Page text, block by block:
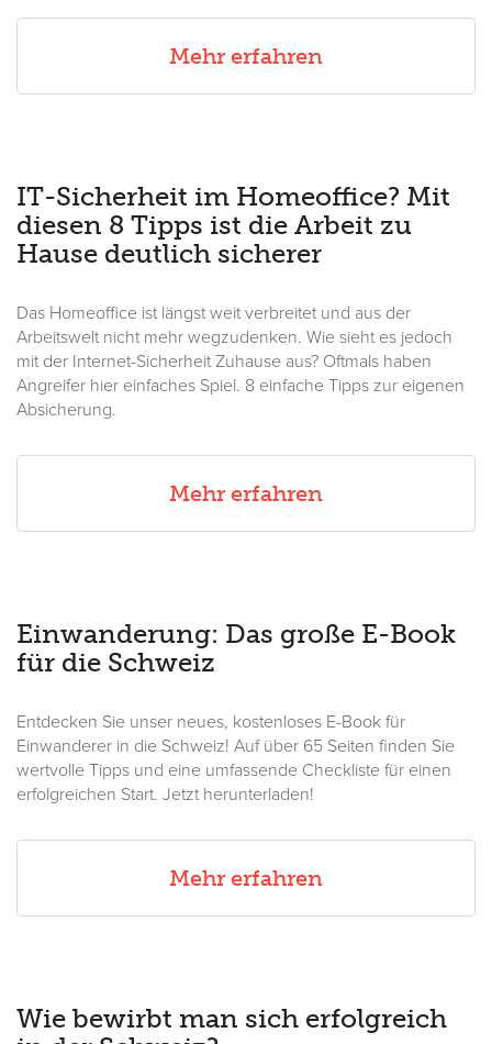
Mehr erfahren
IT-Sicherheit im Homeoffice? Mit
diesen 8 Tipps ist die Arbeit zu
Hause deutlich sicherer
Das Homeoffice ist längst weit verbreitet und aus der
Arbeitswelt nicht mehr wegzudenken. Wie sieht es jedoch
mit der Internet-Sicherheit Zuhause aus? Oftmals haben
Angreifer hier einfaches Spiel. 8 einfache Tipps zur eigenen
Absicherung.
Mehr erfahren
Einwanderung: Das große E-Book
für die Schweiz
Entdecken Sie unser neues, kostenloses E-Book für
Einwanderer in die Schweiz! Auf über 65 Seiten finden Sie
wertvolle Tipps und eine umfassende Checkliste für einen
erfolgreichen Start. Jetzt herunterladen!
Mehr erfahren
Wie bewirbt man sich erfolgreich